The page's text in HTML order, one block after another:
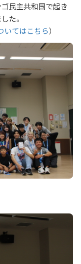
民主共和国で起き
た。
いてはこちら）